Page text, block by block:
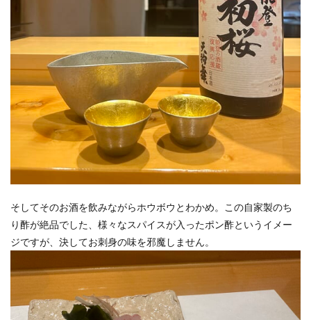
そしてそのお酒を飲みながらホウボウとわかめ。この自家製のち
り酢が絶品でした、様々なスパイスが入ったポン酢というイメー
ジですが、決してお刺身の味を邪魔しません。